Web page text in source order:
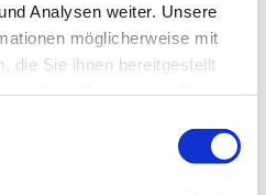
Analysen weiter. Unsere
möglicherweise mit
die Sie ihnen bereitgestellt